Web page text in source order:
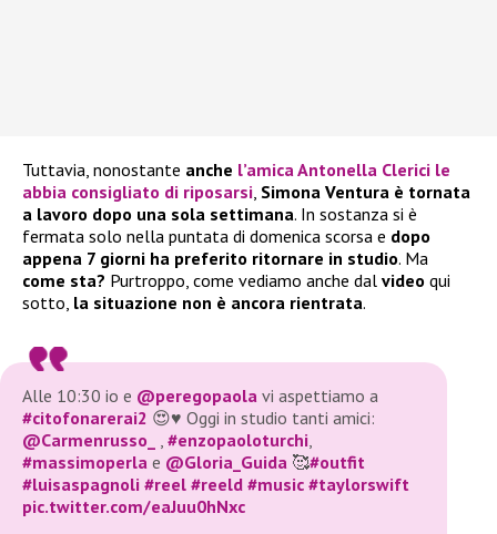
Tuttavia, nonostante anche l’amica Antonella Clerici le
abbia consigliato di riposarsi, Simona Ventura è tornata
a lavoro dopo una sola settimana. In sostanza si è
fermata solo nella puntata di domenica scorsa e dopo
appena 7 giorni ha preferito ritornare in studio. Ma
come sta? Purtroppo, come vediamo anche dal video qui
sotto, la situazione non è ancora rientrata.
Alle 10:30 io e @peregopaola vi aspettiamo a
#citofonarerai2 😍♥️ Oggi in studio tanti amici:
@Carmenrusso_
, #enzopaoloturchi,
#massimoperla e @Gloria_Guida 🥰#outfit
#luisaspagnoli #reel #reeld #music #taylorswift
pic.twitter.com/eaJuu0hNxc